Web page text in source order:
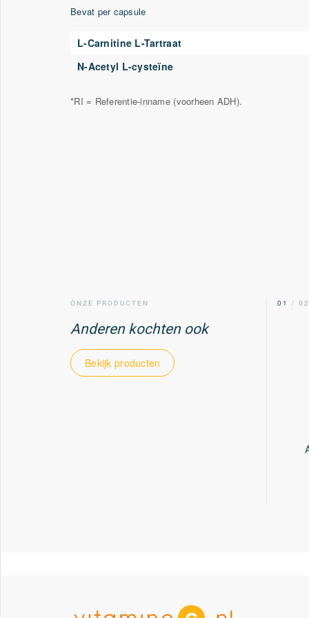
Bevat per capsule
L-Carnitine L-Tartraat
N-Acetyl L-cysteïne
*RI = Referentie-inname (voorheen ADH).
ONZE PRODUCTEN
Anderen kochten ook
Bekijk producten
00 / 02 01 / 02